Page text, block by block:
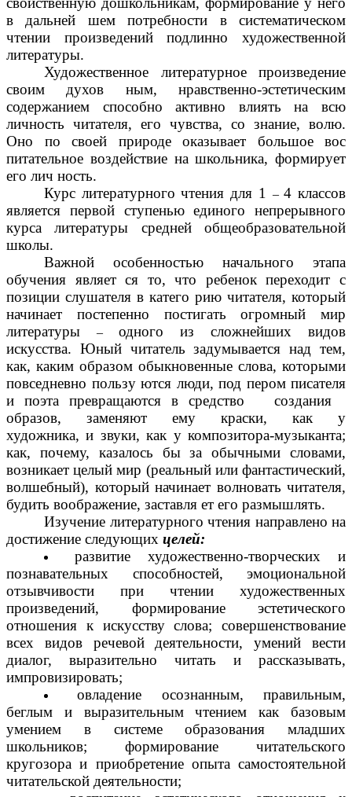
в дальней шем потребности в систематическом
чтении произведений подлинно художественной
литературы.
Художественное литературное произведение
своим духов ным, нравственно-эстетическим
содержанием способно активно влиять на всю
личность читателя, его чувства, со знание, волю.
Оно по своей природе оказывает большое вос
питательное воздействие на школьника, формирует
его лич ность.
Курс литературного чтения для 1
–4 классов
является первой ступенью единого непрерывного
курса литературы средней общеобразовательной
школы.
Важной особенностью начального этапа
обучения являет ся то, что ребенок переходит с
позиции слушателя в катего рию читателя, который
начинает постепенно постигать огромный мир
литературы
– одного из сложнейших видов
искусства. Юный читатель задумывается над тем,
как, каким образом обыкновенные слова, которыми
повседневно пользу ются люди, под пером писателя
и поэта превращаются в средство создания
образов, заменяют ему краски, как у
художника, и звуки, как у композитора-музыканта;
как, почему, казалось бы за обычными словами,
возникает целый мир (реальный или фантастический,
волшебный), который начинает волновать читателя,
будить воображение, заставля ет его размышлять.
Изучение литературного чтения направлено на
достижение следующих целей:
развитие художественно-творческих и
познавательных способностей, эмоциональной
отзывчивости при чтении художественных
произведений, формирование эстетического
отношения к искусству слова; совершенствование
всех видов речевой деятельности, умений вести
диалог, выразительно читать и рассказывать,
импровизировать;
овладение осознанным, правильным,
беглым и выразительным чтением как базовым
умением в системе образования младших
школьников; формирование читательского
кругозора и приобретение опыта самостоятельной
читательской деятельности;